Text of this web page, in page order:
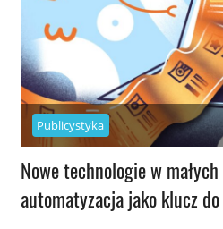
Publicystyka
Nowe technologie w
automatyzacja jako klucz